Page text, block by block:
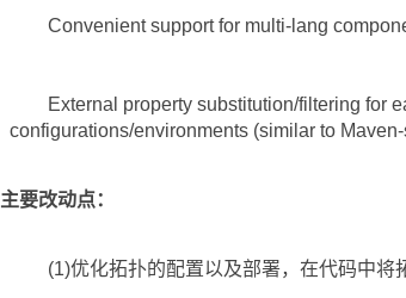
Convenient support for multi-lang
External property substitution/filtering for
configurations/environments (similar to
主要改动点：
(1)优化拓扑的配置以及部署，在代码中将